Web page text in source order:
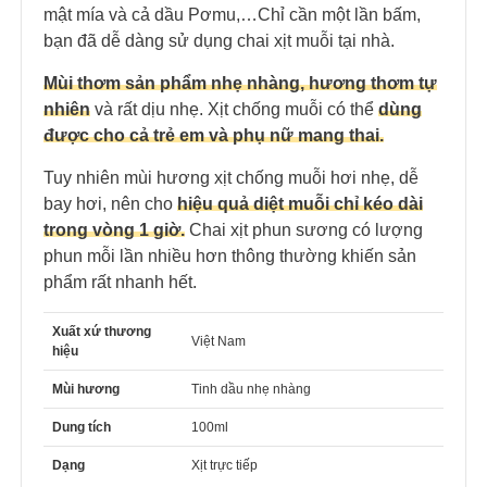
mật mía và cả dầu Pơmu,…Chỉ cần một lần bấm,
bạn đã dễ dàng sử dụng chai xịt muỗi tại nhà.
Mùi thơm sản phẩm nhẹ nhàng, hương thơm tự
nhiên và rất dịu nhẹ. Xịt chống muỗi có thể dùng
được cho cả trẻ em và phụ nữ mang thai.
Tuy nhiên mùi hương xịt chống muỗi hơi nhẹ, dễ
bay hơi, nên cho hiệu quả diệt muỗi chỉ kéo dài
trong vòng 1 giờ. Chai xịt phun sương có lượng
phun mỗi lần nhiều hơn thông thường khiến sản
phẩm rất nhanh hết.
Xuất xứ thương
hiệu
Việt Nam
Mùi hương Tinh dầu nhẹ nhàng
Dung tích 100ml
Dạng Xịt trực tiếp